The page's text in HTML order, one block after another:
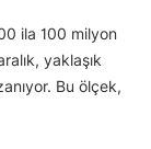
ila 100 milyon
yaklaşık
Bu ölçek,